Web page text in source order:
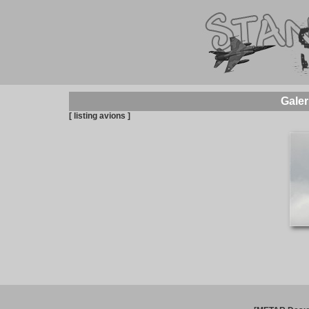
[ listing avions ]